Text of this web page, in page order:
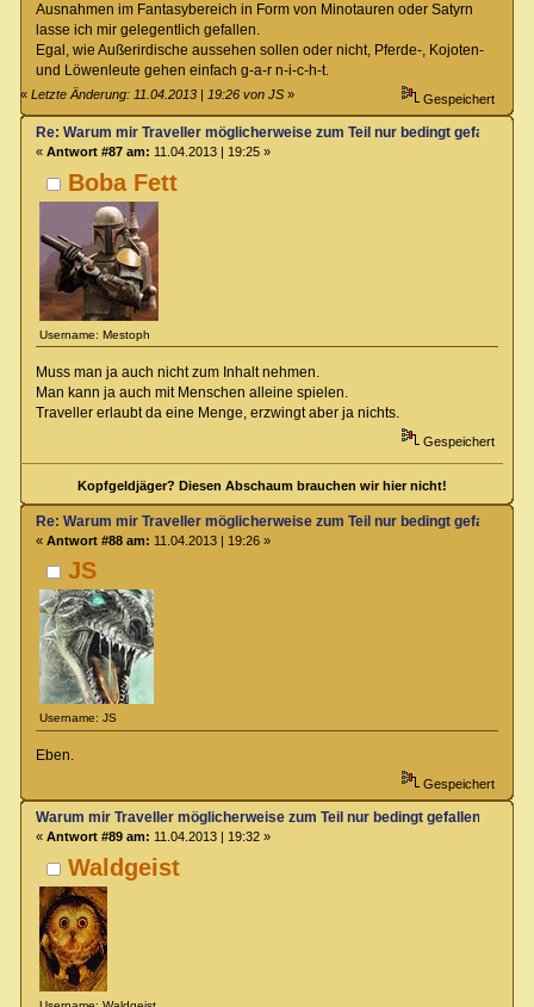
Ausnahmen im Fantasybereich in Form von Minotauren oder Satyrn
lasse ich mir gelegentlich gefallen.
Egal, wie Außerirdische aussehen sollen oder nicht, Pferde-, Kojoten-
und Löwenleute gehen einfach g-a-r n-i-c-h-t.
«Letzte Änderung: 11.04.2013 | 19:26 von JS » Gespeichert
Boba Fett
Username: Mestoph
Re: Warum mir Traveller möglicherweise zum Teil nur bedingt gefallen
« Antwort #87 am: 11.04.2013 | 19:25 »
Muss man ja auch nicht zum Inhalt nehmen.
Man kann ja auch mit Menschen alleine spielen.
Traveller erlaubt da eine Menge, erzwingt aber ja nichts.
Gespeichert
Kopfgeldjäger? Diesen Abschaum brauchen wir hier nicht!
JS
Username: JS
Re: Warum mir Traveller möglicherweise zum Teil nur bedingt gefallen
« Antwort #88 am: 11.04.2013 | 19:26 »
Eben.
Gespeichert
Waldgeist
Warum mir Traveller möglicherweise zum Teil nur bedingt gefallen
« Antwort #89 am: 11.04.2013 | 19:32 »